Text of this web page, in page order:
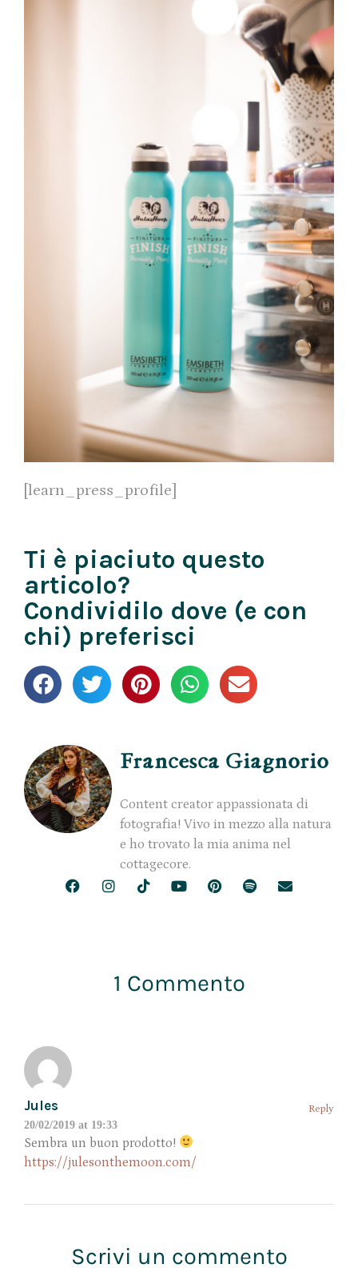
[learn_press_profile]
Ti è piaciuto questo
articolo?
Condividilo dove (e con
chi) preferisci
Francesca Giagnorio
Content creator appassionata di
fotografia! Vivo in mezzo alla natura
e ho trovato la mia anima nel
cottagecore.
1 Commento
Jules
20/02/2019 at 19:33
Reply
Sembra un buon prodotto!
https://julesonthemoon.com/
Scrivi un commento